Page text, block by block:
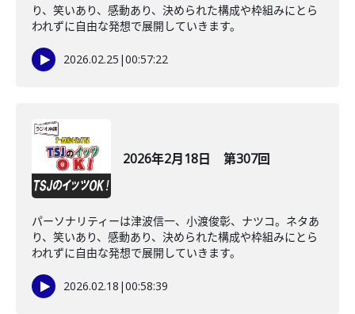
り、笑いあり、感動あり、決められた構成や枠組みにとら
われずに自由な発想で展開していきます。
2026.02.25 |00:57:22
2026年2月18日 第307回
パーソナリティーは津波信一、小渡俊彰、ナツコ。ネタあ
り、笑いあり、感動あり、決められた構成や枠組みにとら
われずに自由な発想で展開していきます。
2026.02.18 |00:58:39